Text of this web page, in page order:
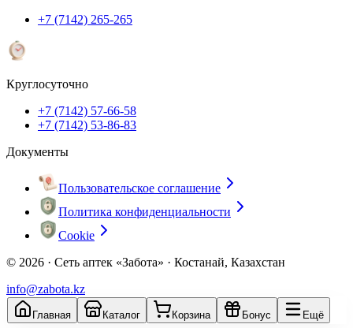
+7 (7142) 265-265
Круглосуточно
+7 (7142) 57-66-58
+7 (7142) 53-86-83
Документы
Пользовательское соглашение
Политика конфиденциальности
Cookie
© 2026 · Сеть аптек «Забота» · Костанай, Казахстан
info@zabota.kz
Главная Каталог Корзина Бонус Ещё